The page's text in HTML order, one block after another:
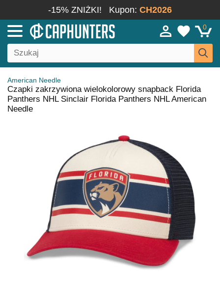
-15% ZNIŻKI! Kupon: CH2026
0
American Needle
Czapki zakrzywiona wielokolorowy snapback Florida
Panthers NHL Sinclair Florida Panthers NHL American
Needle